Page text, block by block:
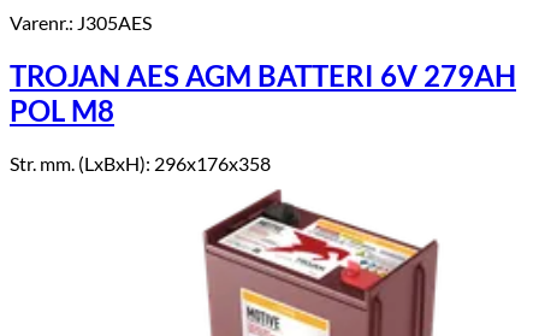
Varenr.: J305AES
TROJAN AES AGM BATTERI 6V 279AH
POL M8
Str. mm. (LxBxH): 296x176x358